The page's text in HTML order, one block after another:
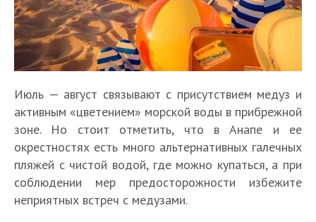
Июль — август связывают с присутствием медуз и
активным «цветением» морской воды в прибрежной
зоне. Но стоит отметить, что в Анапе и ее
окрестностях есть много альтернативных галечных
пляжей с чистой водой, где можно купаться, а при
соблюдении мер предосторожности избежите
неприятных встреч с медузами.